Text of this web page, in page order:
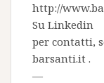
http://
Su Linkedin
per contatti,
barsanti.it .
—